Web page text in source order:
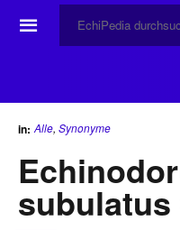
☰
in: Alle, Synonyme
subulatus